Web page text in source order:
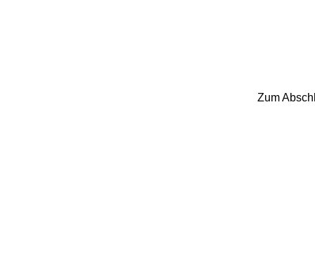
Zum